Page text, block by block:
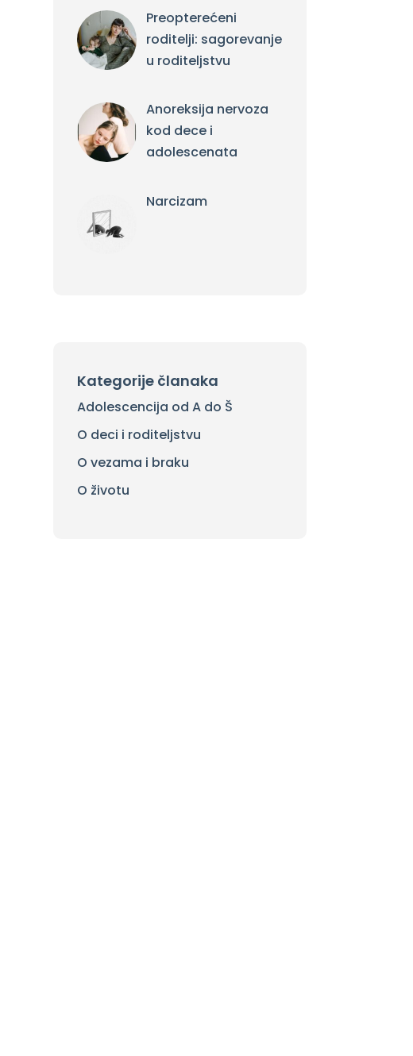
Preopterećeni
roditelji: sagorevanje
u roditeljstvu
Anoreksija nervoza
kod dece i
adolescenata
Narcizam
Kategorije članaka
Adolescencija od A do Š
O deci i roditeljstvu
O vezama i braku
O životu